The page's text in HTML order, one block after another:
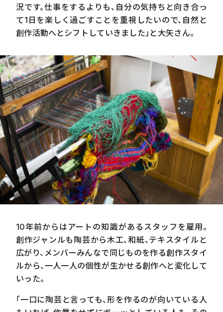
況です。仕事をするよりも、自分の気持ちと向き合っ
て1 日を楽しく過ごすことを重視したいので、自然と
創作活動へとシフトしていきました」と大矢さん。
10年前からはアートの知識があるスタッフを雇用。
創作ジャンルも陶芸から木工、和紙、テキスタイルと
広がり、メンバーみんなで同じものを作る創作スタイ
ルから、一人一人の個性が生かせる創作へと変化して
いった。
「一口に陶芸と言っても、形を作るのが向いている人